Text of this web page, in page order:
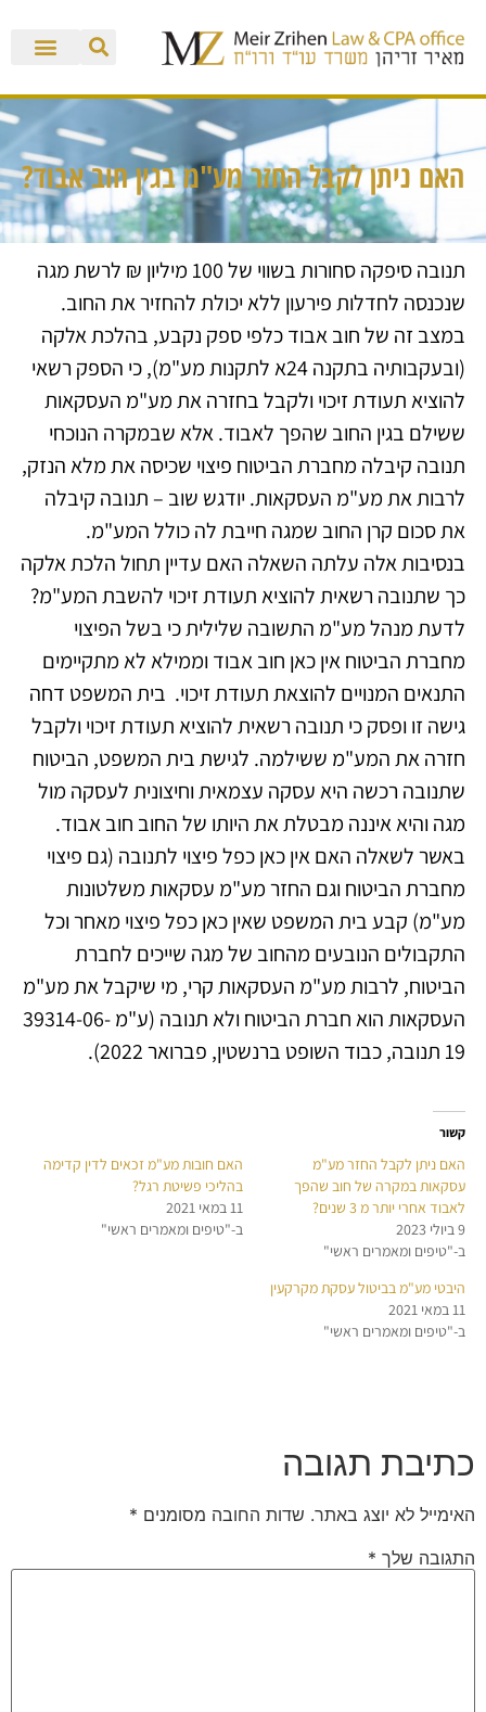
האם ניתן לקבל החזר מע"מ בגין חוב אבוד?
תנובה סיפקה סחורות בשווי של 100 מיליון ₪ לרשת מגה
שנכנסה לחדלות פירעון ללא יכולת להחזיר את החוב.
במצב זה של חוב אבוד כלפי ספק נקבע, בהלכת אלקה
(ובעקבותיה בתקנה 24א לתקנות מע"מ), כי הספק רשאי
להוציא תעודת זיכוי ולקבל בחזרה את מע"מ העסקאות
ששילם בגין החוב שהפך לאבוד. אלא שבמקרה הנוכחי
תנובה קיבלה מחברת הביטוח פיצוי שכיסה את מלא הנזק,
לרבות את מע"מ העסקאות. יודגש שוב – תנובה קיבלה
את סכום קרן החוב שמגה חייבת לה כולל המע"מ.
בנסיבות אלה עלתה השאלה האם עדיין תחול הלכת אלקה
כך שתנובה רשאית להוציא תעודת זיכוי להשבת המע"מ?
לדעת מנהל מע"מ התשובה שלילית כי בשל הפיצוי
מחברת הביטוח אין כאן חוב אבוד וממילא לא מתקיימים
התנאים המנויים להוצאת תעודת זיכוי. בית המשפט דחה
גישה זו ופסק כי תנובה רשאית להוציא תעודת זיכוי ולקבל
חזרה את המע"מ ששילמה. לגישת בית המשפט, הביטוח
שתנובה רכשה היא עסקה עצמאית וחיצונית לעסקה מול
מגה והיא איננה מבטלת את היותו של החוב חוב אבוד.
באשר לשאלה האם אין כאן כפל פיצוי לתנובה (גם פיצוי
מחברת הביטוח וגם החזר מע"מ עסקאות משלטונות
מע"מ) קבע בית המשפט שאין כאן כפל פיצוי מאחר וכל
התקבולים הנובעים מהחוב של מגה שייכים לחברת
הביטוח, לרבות מע"מ העסקאות קרי, מי שיקבל את מע"מ
העסקאות הוא חברת הביטוח ולא תנובה (ע"מ 39314-06-
19 תנובה, כבוד השופט ברנשטין, פברואר 2022).
קשור
האם ניתן לקבל החזר מע"מ
עסקאות במקרה של חוב שהפך
לאבוד אחרי יותר מ 3 שנים?
9 ביולי 2023
ב-"טיפים ומאמרים ראשי"
האם חובות מע"מ זכאים לדין קדימה
בהליכי פשיטת רגל?
11 במאי 2021
ב-"טיפים ומאמרים ראשי"
היבטי מע"מ בביטול עסקת מקרקעין
11 במאי 2021
ב-"טיפים ומאמרים ראשי"
כתיבת תגובה
האימייל לא יוצג באתר. שדות החובה מסומנים *
התגובה שלך *